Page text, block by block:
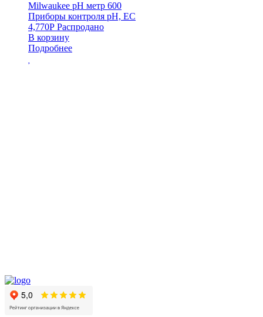
Milwaukee pH метр 600
Приборы контроля pH, EC
4,770Р Распродано
В корзину
Подробнее